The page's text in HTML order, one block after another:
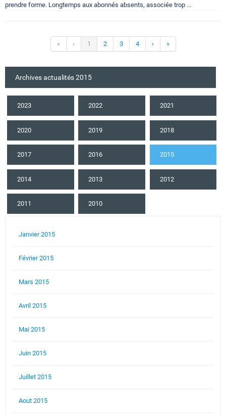
prendre forme. Longtemps aux abonnés absents, associée trop ...
« ‹ 1 2 3 4 › »
Archives actualités 2015
2023 2022 2021
2020 2019 2018
2017 2016 2015
2014 2013 2012
2011 2010
Janvier 2015
Février 2015
Mars 2015
Avril 2015
Mai 2015
Juin 2015
Juillet 2015
Aout 2015